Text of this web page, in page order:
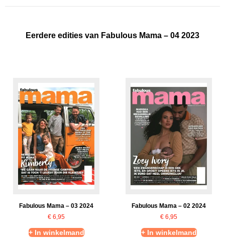
Eerdere edities van Fabulous Mama – 04 2023
Fabulous Mama – 03 2024
€ 6,95
+ In winkelmand
Fabulous Mama – 02 2024
€ 6,95
+ In winkelmand